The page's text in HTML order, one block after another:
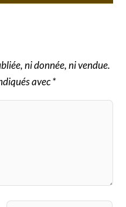
ni donnée, ni vendue.
avec *